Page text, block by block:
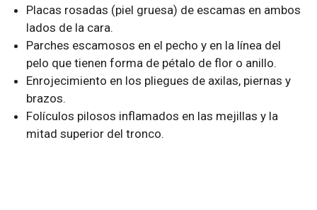
Placas rosadas (piel gruesa) de escamas en ambos
lados de la cara.
Parches escamosos en el pecho y en la línea del
pelo que tienen forma de pétalo de flor o anillo.
Enrojecimiento en los pliegues de axilas, piernas y
brazos.
Folículos pilosos inflamados en las mejillas y la
mitad superior del tronco.